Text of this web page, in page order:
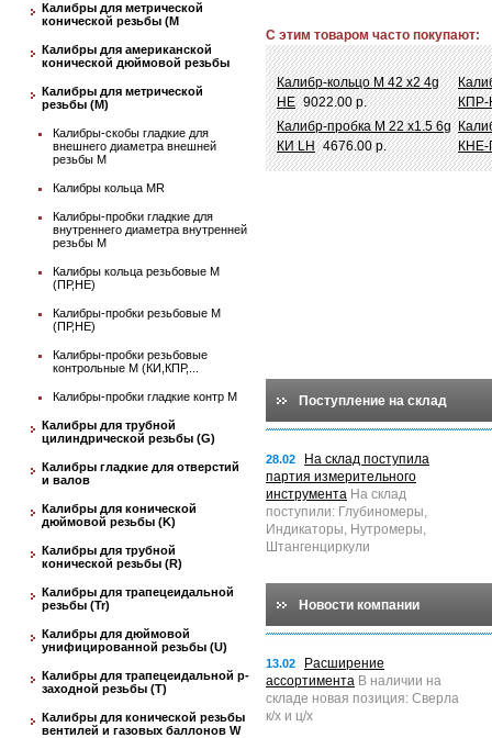
Калибры для метрической
конической резьбы (М
Калибры для американской
конической дюймовой резьбы
Калибры для метрической
резьбы (М)
Калибры-скобы гладкие для
внешнего диаметра внешней
резьбы М
Калибры кольца MR
Калибры-пробки гладкие для
внутреннего диаметра внутренней
резьбы М
Калибры кольца резьбовые М
(ПР,НЕ)
Калибры-пробки резьбовые М
(ПР,НЕ)
Калибры-пробки резьбовые
контрольные М (КИ,КПР,...
Калибры-пробки гладкие контр М
Калибры для трубной
цилиндрической резьбы (G)
Калибры гладкие для отверстий
и валов
Калибры для конической
дюймовой резьбы (K)
Калибры для трубной
конической резьбы (R)
Калибры для трапецеидальной
резьбы (Tr)
Калибры для дюймовой
унифицированной резьбы (U)
Калибры для трапецеидальной p-
заходной резьбы (T)
Калибры для конической резьбы
вентилей и газовых баллонов W
С этим товаром часто покупают:
Калибр-кольцо М 42 х2 4g
НЕ 9022.00 р.
Калибр-пробка М 22 х1.5 6g
КИ LH 4676.00 р.
Поступление на склад
28.02
На склад поступила
партия измерительного
инструмента На склад
поступили: Глубиномеры,
Индикаторы, Нутромеры,
Штангенциркули
Новости компании
13.02
Расширение
ассортимента В наличии на
складе новая позиция: Сверла
к/х и ц/х